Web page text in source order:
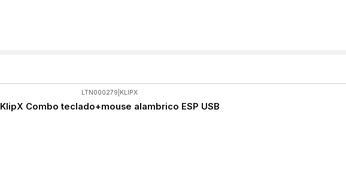
LTN000279 KLIPX
KlipX Combo teclado+mouse alambrico ESP USB